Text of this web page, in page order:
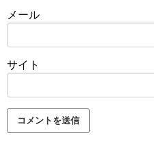
メール
サイト